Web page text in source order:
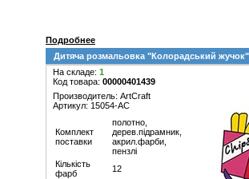
Подробнее
Дитяча розмальовка "Колорадський жучок"
На складе: 1
Код товара: 00000401439
Производитель: ArtCraft
Артикул: 15054-AC
Комплект
поставки
полотно,
дерев.підрамник,
акрил.фарби,
пензлі
Кількість
фарб
12